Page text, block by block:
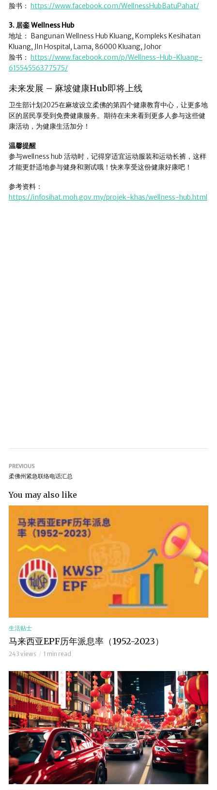
脸书： https://www.facebook.com/WellnessHubBatuPahat/
3. 居銮 Wellness Hub
地址： Bangunan Wellness Hub Kluang, Kompleks Kesihatan
Kluang, Jln Hospital, Lama, 86000 Kluang, Johor
脸书： https://www.facebook.com/p/Wellness-Hub-Kluang-
61554556377575/
未来发展 – 麻坡健康Hub即将上线
卫生部计划2025在麻坡设立柔佛的第四个健康教育中心，让更多地
区的居民享受到免费健康服务。期待在未来看到更多人参与这些健
康活动，为健康生活加分！
温馨提醒
参与wellness hub 活动时，记得穿适宜运动服装和运动长裤，这样
才能更舒适地参与健身和测试哦！快来享受这份健康好康吧！
参考资料：
https://infosihat.moh.gov.my/projek-khas/wellness-hub.html
PREVIOUS
柔佛州紧急联络电话汇总
You may also like
生活贴士
马来西亚EPF历年派息率（1952-2023）
243 views 1 min read